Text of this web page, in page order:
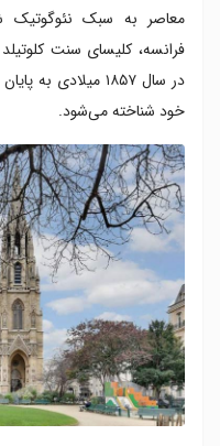
معاصر به سبک نئوگوتیک
خود شناخته می‌شود.